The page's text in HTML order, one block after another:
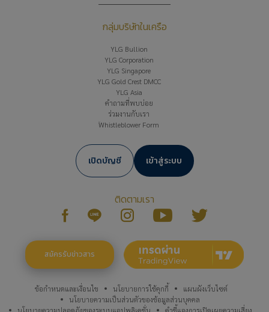
กลุ่มบริษัทในเครือ
YLG Bullion
YLG Corporation
YLG Singapore
YLG Gold Crest DMCC
YLG Asia
คำถามที่พบบ่อย
ร่วมงานกับเรา
Whistleblower Form
เปิดบัญชี เข้าสู่ระบบ
ติดตามเรา
สมัครรับข่าวสาร
ข้อกำหนดและเงื่อนไข นโยบายการใช้คุกกี้
แผนผังเว็บไซต์
นโยบายความเป็นส่วนตัวของข้อมูลส่วนบุคคล
นโยบายความปลอดภัยของระบบแอปพลิเคชั่น
คำชี้แจงการเปิดเผยความเสี่ยง